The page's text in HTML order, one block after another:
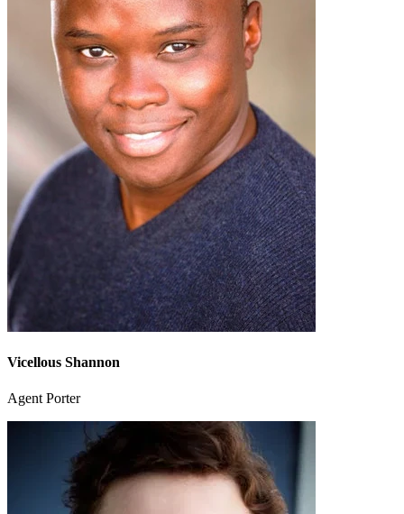
Vicellous Shannon
Agent Porter